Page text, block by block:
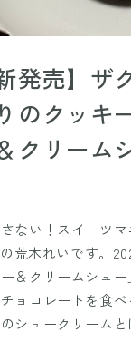
発売】ザ
のクッキ
クリーム
ない！スイーツ
荒木れいです。
＆クリームシュ
ョコレートを食べ
シュークリーム